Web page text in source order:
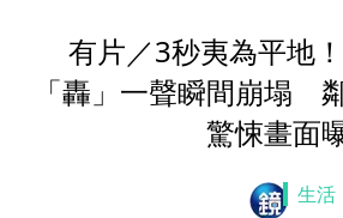
有片／3秒夷為平地
「轟」一聲瞬間崩塌
驚悚畫面
生活